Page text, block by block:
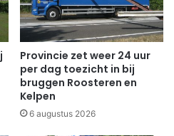
Provincie zet weer 24 uur
per dag toezicht in bij
bruggen Roosteren en
Kelpen
6 augustus 2026